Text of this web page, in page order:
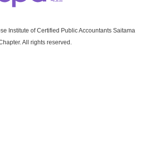
Institute of Certified Public Accountants Saitama
All rights reserved.